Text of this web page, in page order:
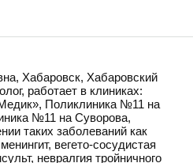
Хабаровск, Хабаровский
работает в клиниках:
Поликлиника №11 на
№11 на Суворова,
таких заболеваний как
вегето-сосудистая
невралгия тройничного